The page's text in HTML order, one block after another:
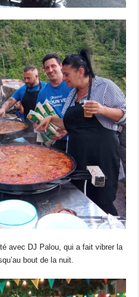
avec DJ Palou, qui a fait vibrer la
bout de la nuit.